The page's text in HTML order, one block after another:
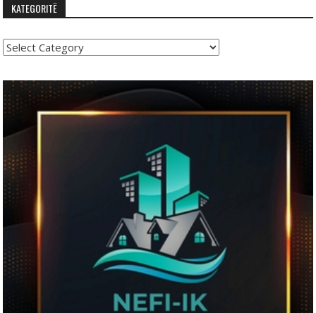
KATEGORITË
Kategoritë